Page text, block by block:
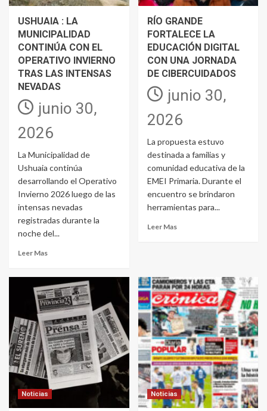
USHUAIA : LA
MUNICIPALIDAD
CONTINÚA CON EL
OPERATIVO INVIERNO
TRAS LAS INTENSAS
NEVADAS
junio 30,
2026
La Municipalidad de
Ushuaia continúa
desarrollando el Operativo
Invierno 2026 luego de las
intensas nevadas
registradas durante la
noche del...
Leer Mas
RÍO GRANDE
FORTALECE LA
EDUCACIÓN DIGITAL
CON UNA JORNADA
DE CIBERCUIDADOS
junio 30,
2026
La propuesta estuvo
destinada a familias y
comunidad educativa de la
EMEI Primaria. Durante el
encuentro se brindaron
herramientas para...
Leer Mas
Noticias Noticias